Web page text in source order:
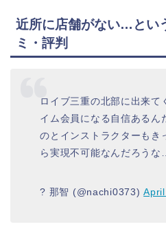
近所に店舗がない…とい
ミ・評判
ロイブ三重の北部に出来て
イム会員になる自信あるん
のとインストラクターもき
ら実現不可能なんだろうな…
? 那智 (@nachi0373)